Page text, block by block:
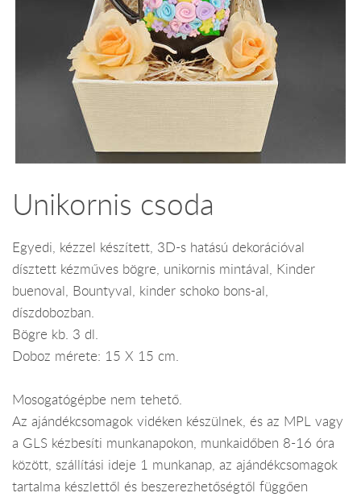
Unikornis csoda
Egyedi, kézzel készített, 3D-s hatású dekorációval
dísztett kézműves bögre, unikornis mintával, Kinder
buenoval, Bountyval, kinder schoko bons-al,
díszdobozban.
Bögre kb. 3 dl.
Doboz mérete: 15 X 15 cm.
Mosogatógépbe nem tehető.
Az ajándékcsomagok vidéken készülnek, és az MPL vagy
a GLS kézbesíti munkanapokon, munkaidőben 8-16 óra
között, szállítási ideje 1 munkanap, az ajándékcsomagok
tartalma készlettől és beszerezhetőségtől függően